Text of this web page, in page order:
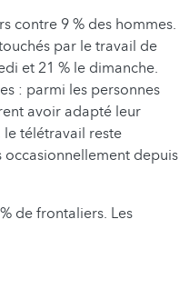
contre 9 % des hommes.
par le travail de
et 21 % le dimanche.
: parmi les personnes
avoir adapté leur
le télétravail reste
occasionnellement depuis
de frontaliers. Les